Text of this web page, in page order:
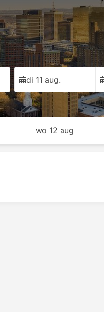
di 11 aug.
wo 12 aug